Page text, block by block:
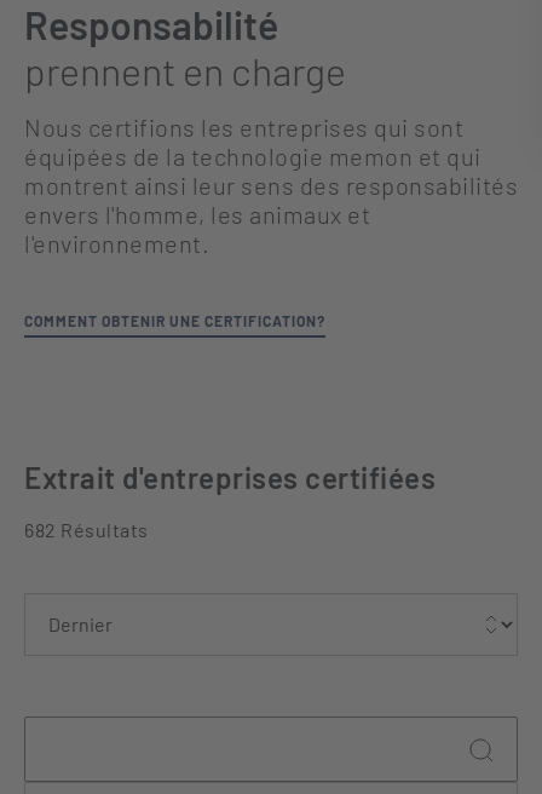
Responsabilité
prennent en charge
Nous certifions les entreprises qui sont
équipées de la technologie memon et qui
montrent ainsi leur sens des responsabilités
envers l'homme, les animaux et
l'environnement.
COMMENT OBTENIR UNE CERTIFICATION?
Extrait d'entreprises certifiées
682 Résultats